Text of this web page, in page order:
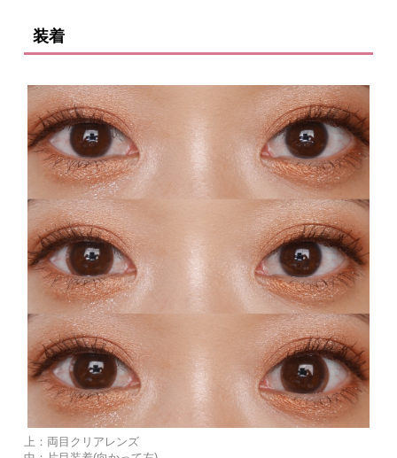
装着
上：両目クリアレンズ